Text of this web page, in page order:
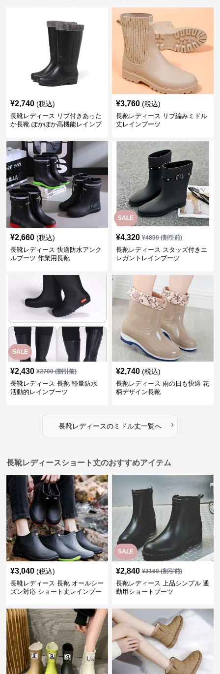
¥2,740 (税込)
長靴レディース リブ付きあった
か長靴 ぽかぽか高機能レインブ
¥3,760 (税込)
長靴レディース リブ編みミドル
丈レインブーツ
¥2,660 (税込)
長靴レディース 快適防水アンク
ルブーツ 作業用長靴
SALE
¥4,320 ¥4800(割引前)
長靴レディース スタッズ付きエ
レガントレインブーツ
SALE
¥2,430 ¥2700(割引前)
長靴レディース 長靴 軽量防水
活動的レインブーツ
¥2,740 (税込)
長靴レディース 雨の日も快適 花
柄デザイン長靴
長靴レディースのミドル丈一覧へ ›
長靴レディースショート丈のおすすめアイテム
¥3,040 (税込)
長靴レディース 長靴 オールシー
ズン対応 ショート丈レインブー
SALE
¥2,840 ¥3160(割引前)
長靴レディース 上品シンプル 通
勤用ショートブーツ